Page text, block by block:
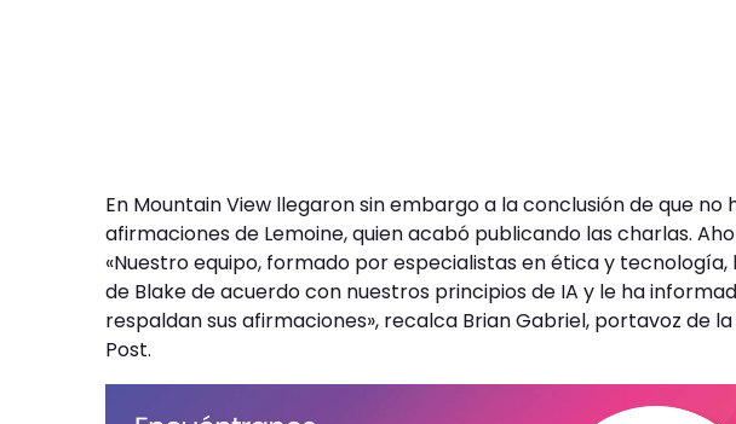
En Mountain View llegaron sin embargo a la conclusión de que
afirmaciones de Lemoine, quien acabó publicando las charlas.
«Nuestro equipo, formado por especialistas en ética y
de Blake de acuerdo con nuestros principios de IA y le ha
respaldan sus afirmaciones», recalca Brian Gabriel, portavoz de
Post.